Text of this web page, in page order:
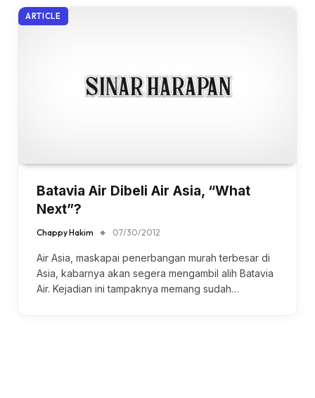
ARTICLE
Batavia Air Dibeli Air Asia, “What
Next”?
Chappy Hakim 07/30/2012
Air Asia, maskapai penerbangan murah terbesar di
Asia, kabarnya akan segera mengambil alih Batavia
Air. Kejadian ini tampaknya memang sudah…